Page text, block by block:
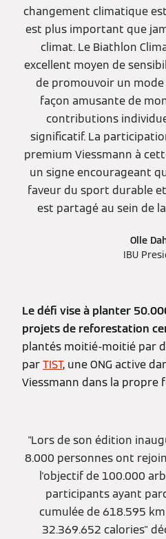
changement climatique
est plus important que
climat. Le Biathlon
excellent moyen de
de promouvoir un mode
façon amusante de
contributions
significatif. La
premium Viessmann à
un signe encourageant
faveur du sport durable
est partagé au sein de
Olle
IBU
Le défi vise à planter
projets de reforestation
plantés moitié-moitié par
parTIST, une ONG active
Viessmann dans la propre
"Lors de son édition
8.000 personnes ont
l'objectif de 100.000
participants ayant
cumulée de 618.595
32.369.652 calories"